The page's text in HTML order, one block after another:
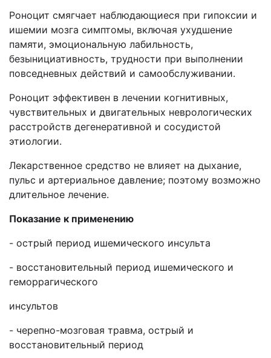
Роноцит смягчает наблюдающиеся при гипоксии и
ишемии мозга симптомы, включая ухудшение
памяти, эмоциональную лабильность,
безынициативность, трудности при выполнении
повседневных действий и самообслуживании.
Роноцит эффективен в лечении когнитивных,
чувствительных и двигательных неврологических
расстройств дегенеративной и сосудистой
этиологии.
Лекарственное средство не влияет на дыхание,
пульс и артериальное давление; поэтому возможно
длительное лечение.
Показание к применению
- острый период ишемического инсульта
- восстановительный период ишемического и
геморрагического
инсультов
- черепно-мозговая травма, острый и
восстановительный период